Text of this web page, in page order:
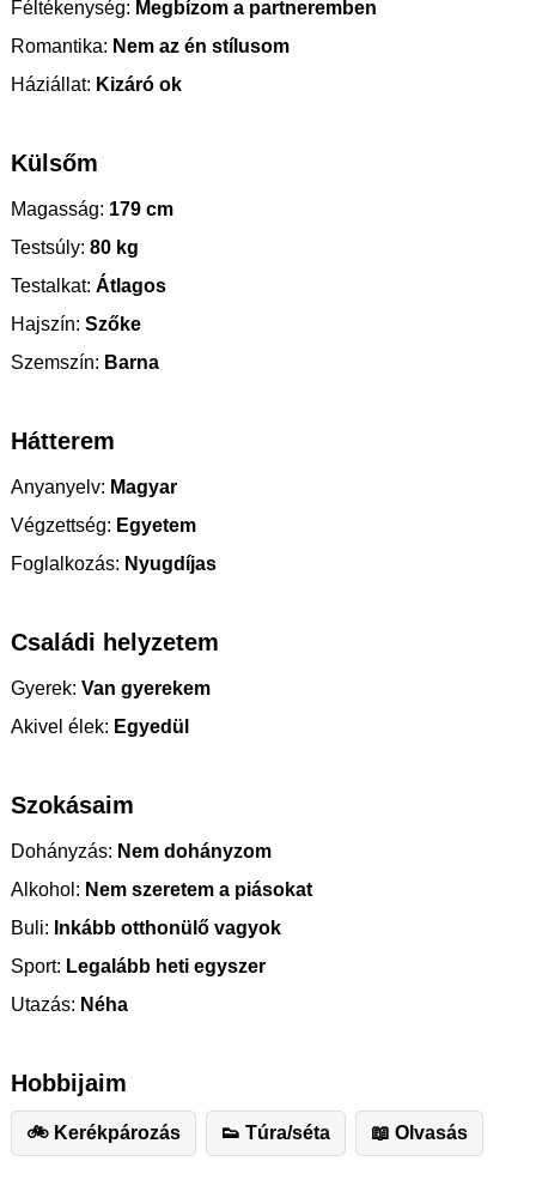
Féltékenység: Megbízom a partneremben
Romantika: Nem az én stílusom
Háziállat: Kizáró ok
Külsőm
Magasság: 179 cm
Testsúly: 80 kg
Testalkat: Átlagos
Hajszín: Szőke
Szemszín: Barna
Hátterem
Anyanyelv: Magyar
Végzettség: Egyetem
Foglalkozás: Nyugdíjas
Családi helyzetem
Gyerek: Van gyerekem
Akivel élek: Egyedül
Szokásaim
Dohányzás: Nem dohányzom
Alkohol: Nem szeretem a piásokat
Buli: Inkább otthonülő vagyok
Sport: Legalább heti egyszer
Utazás: Néha
Hobbijaim
🚲 Kerékpározás 👟 Túra/séta 📖 Olvasás